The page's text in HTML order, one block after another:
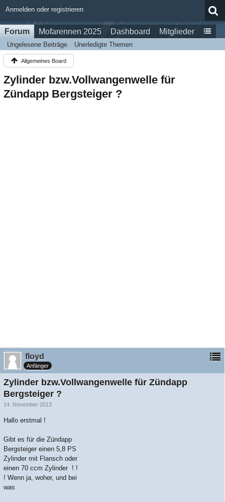
Anmelden oder registrieren
Forum Mofarennen 2025 Dashboard Mitglieder
Ungelesene Beiträge Unerledigte Themen
Allgemeines Board
Zylinder bzw.Vollwangenwelle für
Zündapp Bergsteiger ?
floyd
Anfänger
Zylinder bzw.Vollwangenwelle für Zündapp
Bergsteiger ?
14. November 2013
Hallo erstmal !
Gibt es für die Zündapp
Bergsteiger einen 5,8 PS
Zylinder mit Flansch oder
einen 70 ccm Zylinder ! !
! Wenn ja, woher, und bei
was